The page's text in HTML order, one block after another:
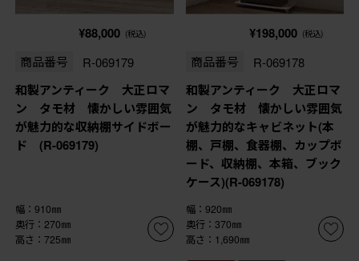
¥88,000 (税込)
商品番号 R-069179
和製アンティーク 大正ロマ
ン タモ材 懐かしい雰囲気
が魅力的な収納棚サイドボー
ド (R-069179)
幅：910㎜
奥行：270㎜
高さ：725㎜
¥198,000 (税込)
商品番号 R-069178
和製アンティーク 大正ロマ
ン タモ材 懐かしい雰囲気
が魅力的なキャビネット(本
棚、戸棚、食器棚、カップボ
ード、収納棚、本箱、ブック
ケース)(R-069178)
幅：920㎜
奥行：370㎜
高さ：1,690㎜